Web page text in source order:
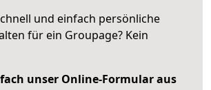
und einfach persönliche
für ein Groupage? Kein
unser Online-Formular aus